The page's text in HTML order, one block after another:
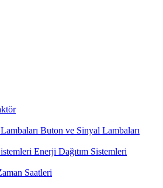
Buton ve Sinyal Lambaları
Enerji Dağıtım Sistemleri
Saatleri